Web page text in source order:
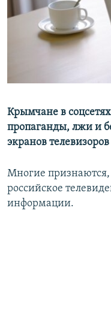
ПОБЕДИТЕЛЕЙ НЕ СУДЯТ?
КРЫМ.НЕПОКОРЕННЫЙ
УКРАИНСКАЯ
ПРИСОЕДИНЯЙТЕСЬ!
Крымчане в
пропаганды, лжи и
экранов
Многие
российское
информации.